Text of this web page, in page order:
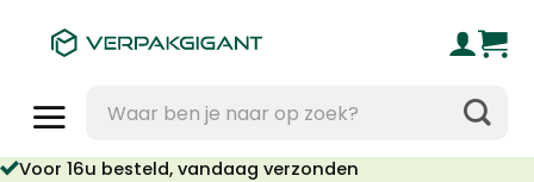
naar:
Voor 16u besteld, vandaag verzonden